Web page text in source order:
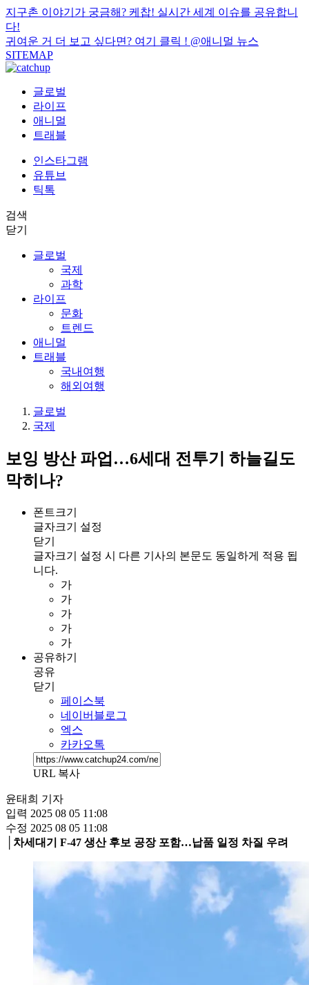
지구촌 이야기가 궁금해? 케찹! 실시간 세계 이슈를 공유합니
다!
귀여운 거 더 보고 싶다면? 여기 클릭 ! @애니멀 뉴스
SITEMAP
글로벌
라이프
애니멀
트래블
인스타그램
유튜브
틱톡
검색
닫기
글로벌
국제
과학
라이프
문화
트렌드
애니멀
트래블
국내여행
해외여행
글로벌
국제
보잉 방산 파업…6세대 전투기 하늘길도
막히나?
폰트크기
글자크기 설정
닫기
글자크기 설정 시 다른 기사의 본문도 동일하게 적용 됩
니다.
가
가
가
가
가
공유하기
공유
닫기
페이스북
네이버블로그
엑스
카카오톡
URL 복사
윤태희 기자
입력 2025 08 05 11:08
수정 2025 08 05 11:08
│차세대기 F-47 생산 후보 공장 포함…납품 일정 차질 우려